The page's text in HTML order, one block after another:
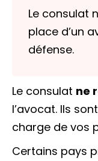
Le consulat
place d’un
défense.
Le consulat ne
l’avocat. Ils sont
charge de vos
Certains pays